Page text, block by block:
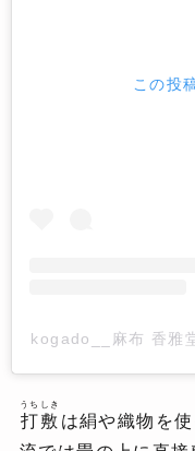
この投
kogado__麻布 香雅
打敷
うちしき
は絹や織物を